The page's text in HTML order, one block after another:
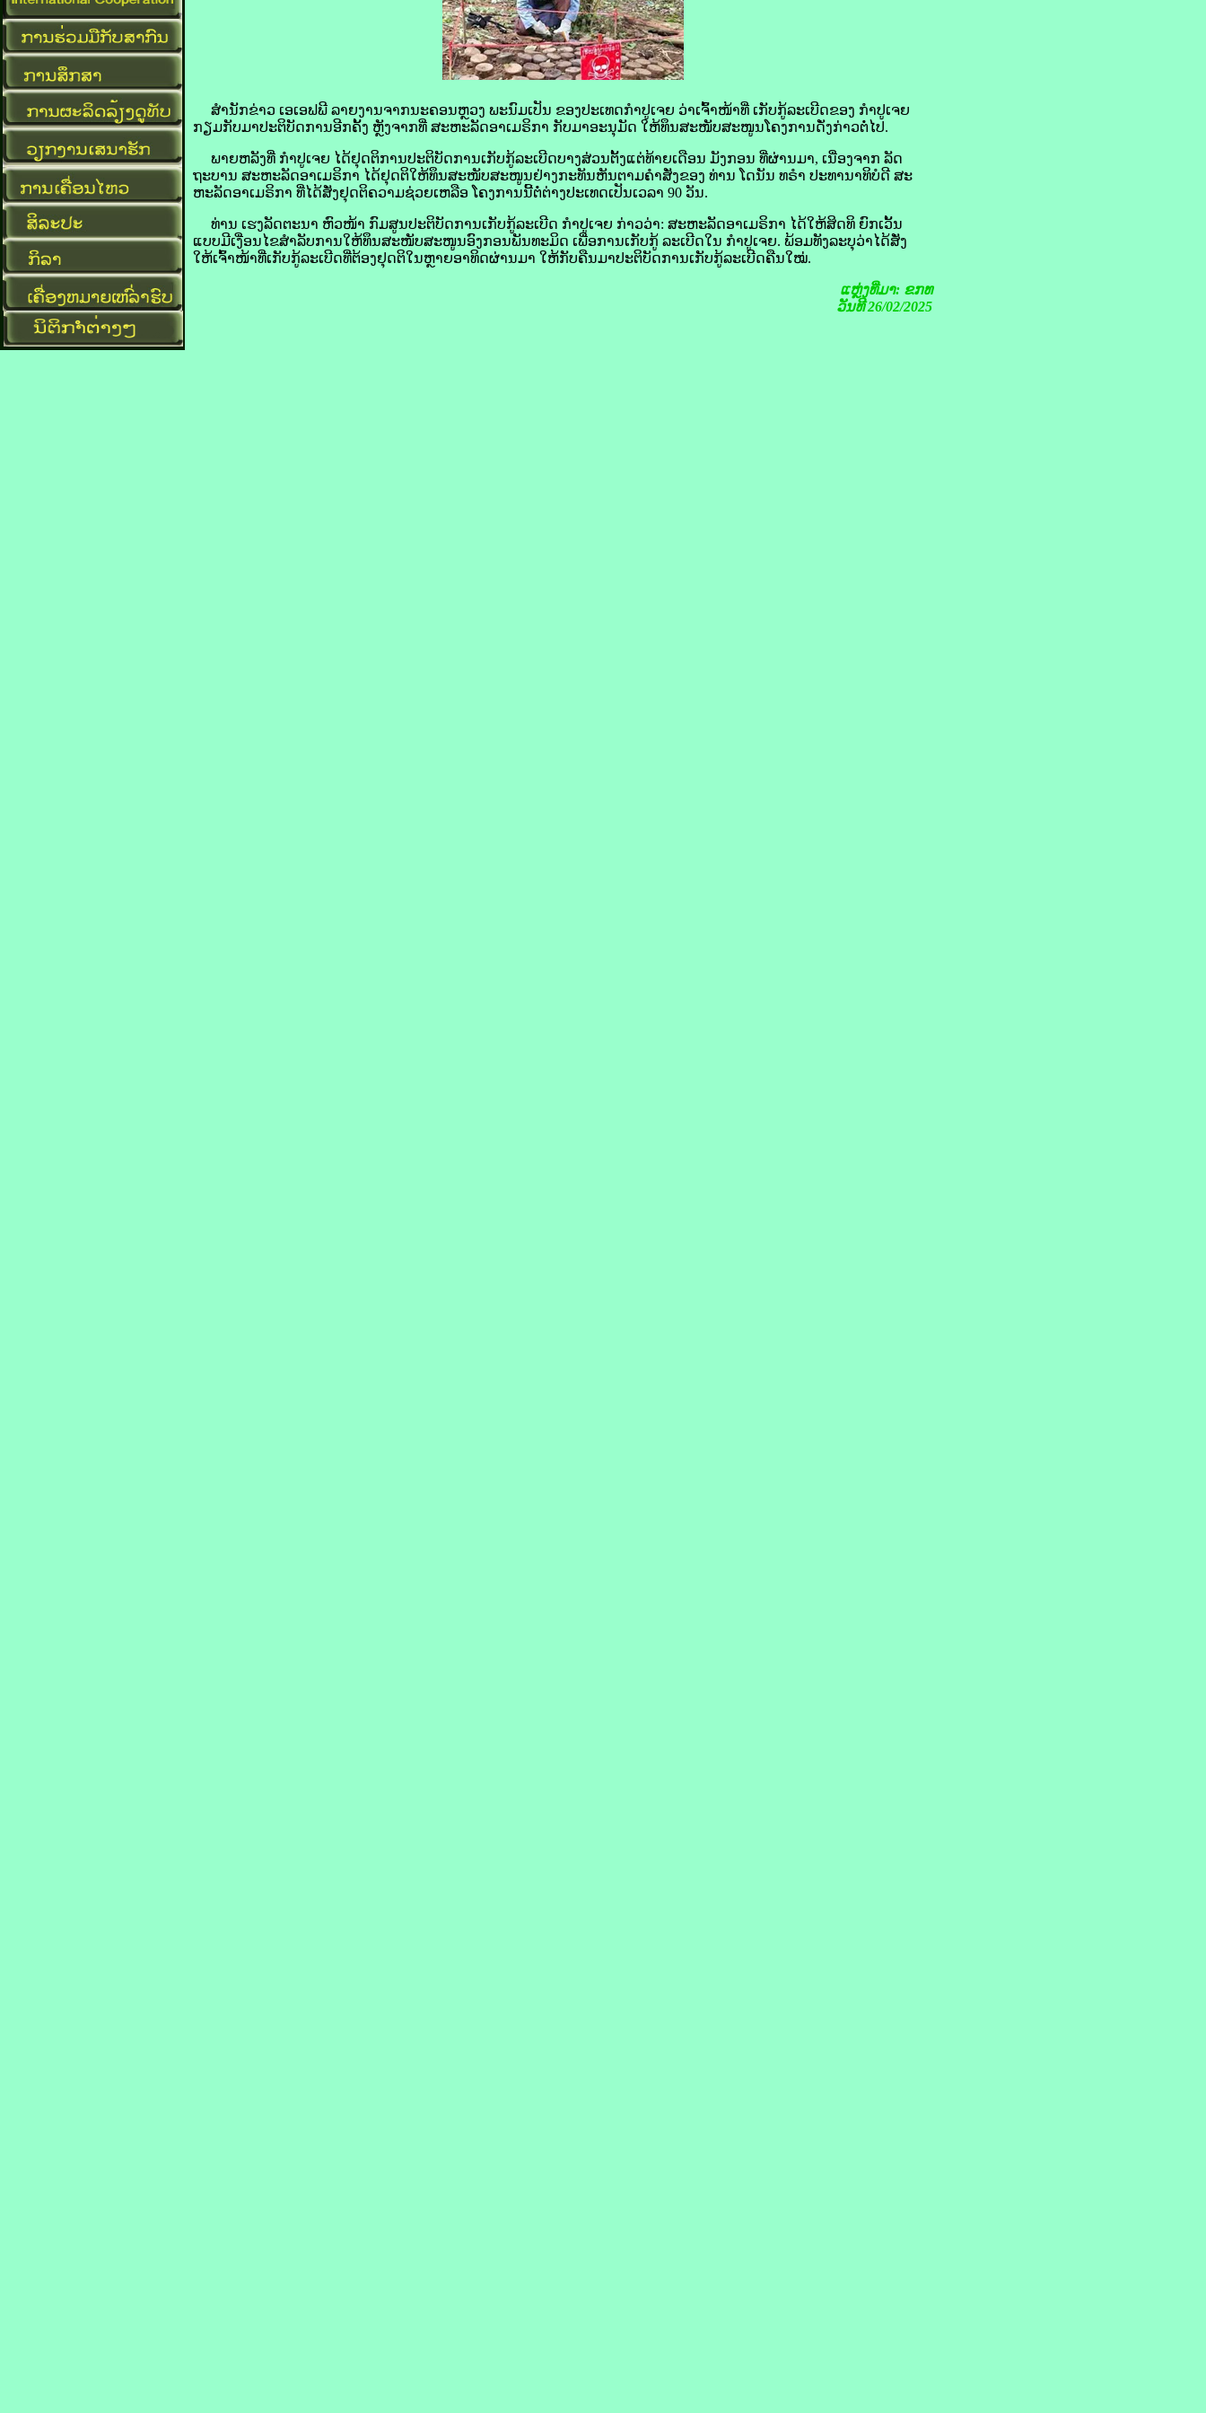
ສຳນັກ​ຂ່າວ ເອ​ເອ​​ຟ​ພີ ລາຍ​ງານຈາກນະຄອນຫຼວງ ພະນົມ​ເປັນ ຂອງ​ປະເທດ​ກຳປູເຈຍ ວ່າເຈົ້າ​ໜ້າທີ່ ເກັບ​ກູ້​ລະເບີດຂອງ ກຳປູເຈຍ
ກຽມ​ກັບ​ມາປະຕິບັດ​ການອີກ​ຄັ້ງ ຫຼັງ​ຈາກ​ທີ່ ສະຫະລັດອາ​ເມ​ຣິ​ກາ ກັບ​ມາອະນຸມັດ ໃຫ້​ທຶນ​ສະໜັບສະ​ໜູນໂຄງການດັ່ງກ່າວ​ຕໍ່​ໄປ.
ພາຍຫລັງ​ທີ່ ກຳປູເຈຍ ໄດ້​ຢຸດຕິ​ການ​ປະຕິບັດການ​ເກັບ​ກູ້ລະເບີດ​ບາງ​ສ່ວນຕັ້ງແຕ່ທ້າຍ​ເດືອນ ມັງກອນ ທີ່​ຜ່ານ​ມາ, ເນື່ອງ​ຈາກ ລັດ
ຖະບານ ສະຫະລັດອາ​ເມ​ຣິ​ກາ ໄດ້​ຢຸດຕິ​ໃຫ້​ທຶນສະໜັບສະໜູນຢ່າງ​ກະທັນຫັນຕາມ​ຄຳ​ສັ່ງຂອງ ທ່ານ ໂດ​ນັນ​ ທຣຳ ປະທານາທິບໍດີ ສະ
ຫະລັດອາ​ເມ​ຣິ​ກາ ທີ່​ໄດ້​ສັ່ງ​ຢຸດຕິ​ຄວາມ​ຊ່ວຍເຫລືອ ໂຄງການ​ນີ້​ຕໍ່​ຕ່າງປະເທດເປັນ​ເວລາ 90 ວັນ.
ທ່ານ ເຮງ​ລັດຕະນາ ຫົວໜ້າ ກົມ​ສູນ​ປະຕິບັດການ​ເກັບ​ກູ້​ລະເບີດ ກຳປູເຈຍ ກ່າວ​ວ່າ: ສະຫະລັດອາ​ເມ​ຣິ​ກາ ໄດ້​ໃຫ້​ສິດທິ ຍົກເວັ້ນ
ແບບ​ມີ​ເງື່ອນໄຂສຳລັບການ​ໃຫ້​ທຶນສະໜັບສະ​ໜູນອົງ​ກອນ​ພັນທະ​ມິດ ເພື່ອ​ການ​ເກັບ​ກູ້ ລະເບີດໃນ​ ກຳປູເຈຍ. ພ້ອມ​ທັງ​ລະບຸ​ວ່າໄດ້​ສັ່ງ
​ໃຫ້ເຈົ້າ​ໜ້າທີ່ເກັບ​ກູ້​ລະເບີດທີ່​ຕ້ອງ​ຢຸດຕິໃນ​ຫຼາຍ​ອາທິດ​ຜ່ານ​ມາ ໃຫ້​ກັບ​ຄືນ​ມາປະຕິບັດ​ການເກັບ​ກູ້​ລະເບີດຄືນ​ໃໝ່​​.
ແຫຼ່ງທີ່ມາ: ຂກທ
ວັນທີ 26/02/2025